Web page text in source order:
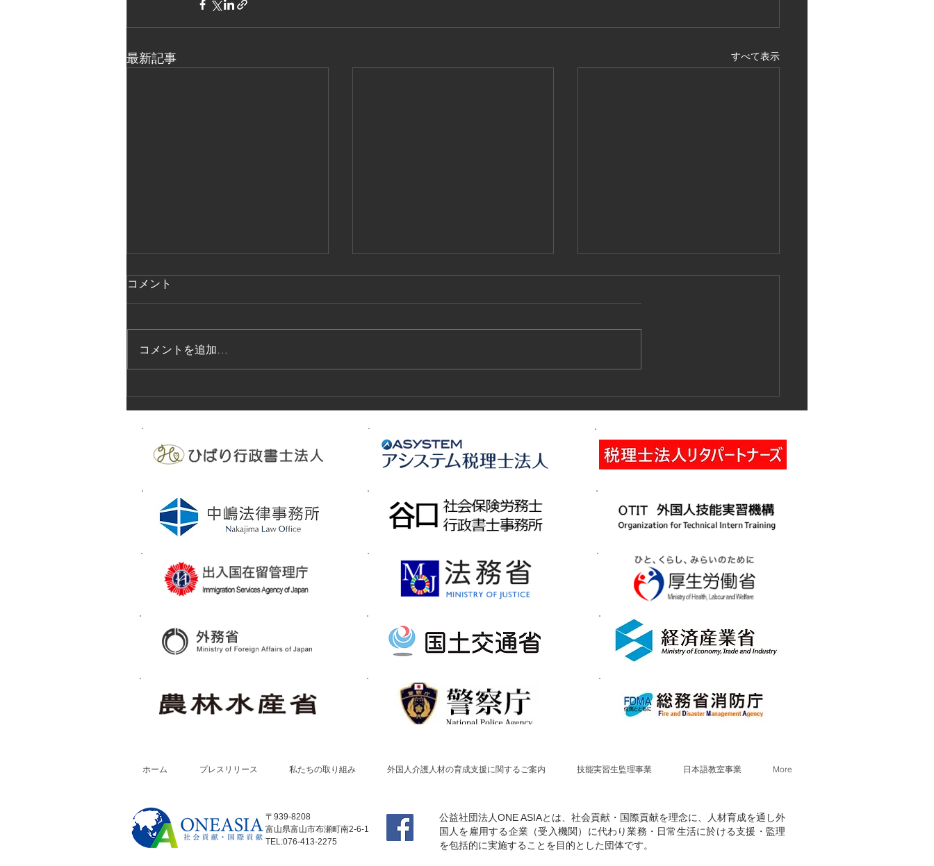
最新記事 すべて表示
法的保護講習の実施
ピン、ベトナム
施
コメント
コメントを追加…
ホーム プレスリリース 私たちの取り組み 外国人介護人材の育成支援に関するご案内 技能実習生監理事業 日本語教室事業 More
〒939-8208
富山県富山市布瀬町南2-6-1
TEL:076-413-2275
公益社団法人ONE ASIAとは、社会貢献・国際貢献を理念に、人材育成を通し外
国人を雇用する企業（受入機関）に代わり業務・日常生活に於ける支援・監理
を包括的に実施することを目的とした団体です。